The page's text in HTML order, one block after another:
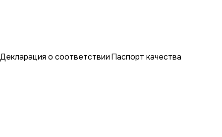
Декларация о соответствииПаспорт качества